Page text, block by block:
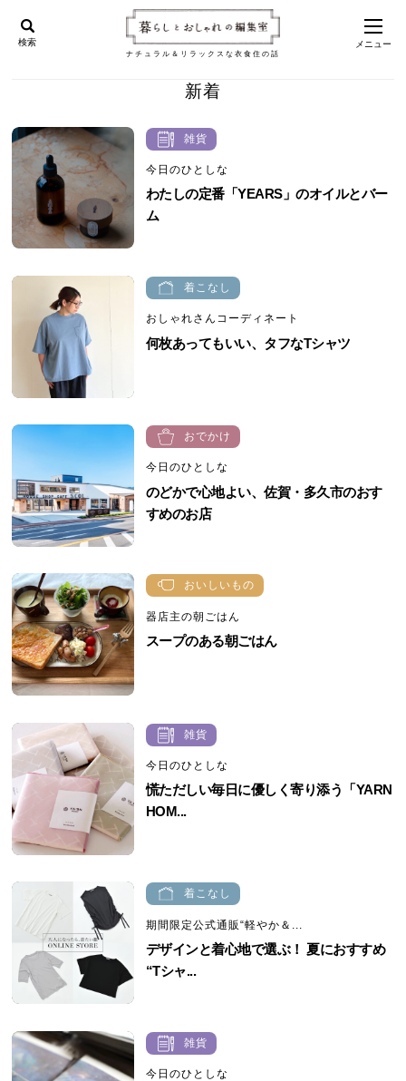
ナチュラル＆リラックスな衣食住の話
検索 メニュー
新着
雑貨
今日のひとしな
わたしの定番「YEARS」のオイルとバー
ム
着こなし
おしゃれさんコーディネート
何枚あってもいい、タフなTシャツ
おでかけ
今日のひとしな
のどかで心地よい、佐賀・多久市のおす
すめのお店
おいしいもの
器店主の朝ごはん
スープのある朝ごはん
雑貨
今日のひとしな
慌ただしい毎日に優しく寄り添う「YARN
HOM...
着こなし
期間限定公式通販“軽やか＆...
デザインと着心地で選ぶ！ 夏におすすめ
“Tシャ...
雑貨
今日のひとしな